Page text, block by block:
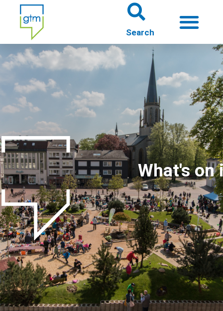
About us
Theme worlds
About Gütersloh
Events
What's on